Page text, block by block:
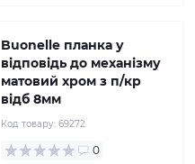
Buonelle планка у
відповідь до механізму
матовий хром з п/кр
відб 8мм
Код товару: 69272
0